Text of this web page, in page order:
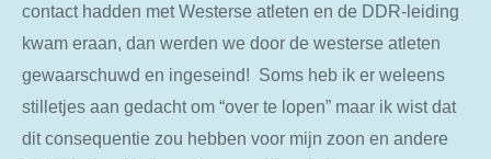
contact hadden met Westerse atleten en de DDR-leiding
kwam eraan, dan werden we door de westerse atleten
gewaarschuwd en ingeseind! Soms heb ik er weleens
stilletjes aan gedacht om “over te lopen” maar ik wist dat
dit consequentie zou hebben voor mijn zoon en andere